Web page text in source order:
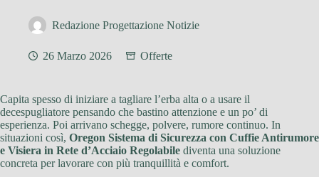
Redazione Progettazione Notizie
26 Marzo 2026 Offerte
Capita spesso di iniziare a tagliare l’erba alta o a usare il
decespugliatore pensando che bastino attenzione e un po’ di
esperienza. Poi arrivano schegge, polvere, rumore continuo. In
situazioni così, Oregon Sistema di Sicurezza con Cuffie Antirumore
e Visiera in Rete d’Acciaio Regolabile diventa una soluzione
concreta per lavorare con più tranquillità e comfort.